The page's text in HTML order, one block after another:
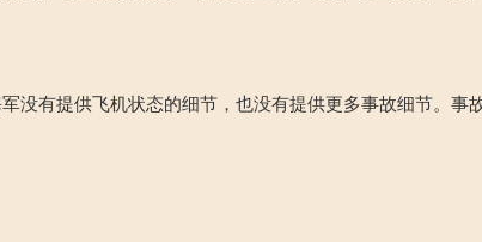
没有提供飞机状态的细节，也没有提供更多事故细节。事